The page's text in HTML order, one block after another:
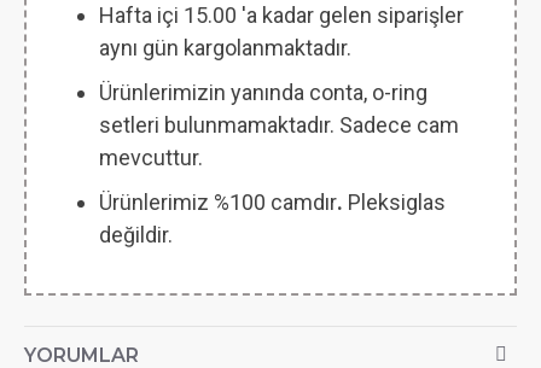
Hafta içi 15.00 'a kadar gelen siparişler
aynı gün kargolanmaktadır.
Ürünlerimizin yanında conta, o-ring
setleri bulunmamaktadır. Sadece cam
mevcuttur.
Ürünlerimiz %100 camdır. Pleksiglas
değildir.
YORUMLAR